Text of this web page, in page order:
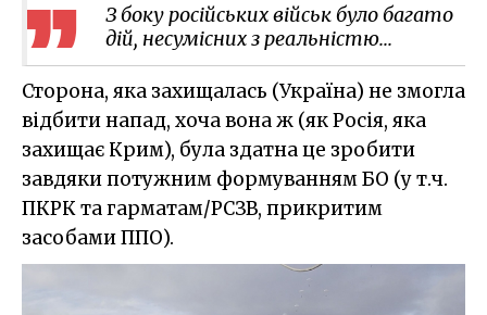
З боку російських військ було багато
дій, несумісних з реальністю...
Сторона, яка захищалась (Україна) не змогла
відбити напад, хоча вона ж (як Росія, яка
захищає Крим), була здатна це зробити
завдяки потужним формуванням БО (у т.ч.
ПКРК та гарматам/РСЗВ, прикритим
засобами ППО).